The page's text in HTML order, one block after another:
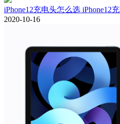
iPhone12充电头怎么选 iPhone12
2020-10-16